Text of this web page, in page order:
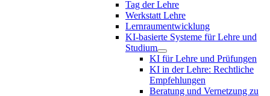
Tag der Lehre
Werkstatt Lehre
Lernraumentwicklung
KI-basierte Systeme für Lehre und
Studium
KI für Lehre und Prüfungen
KI in der Lehre: Rechtliche
Empfehlungen
Beratung und Vernetzung zu